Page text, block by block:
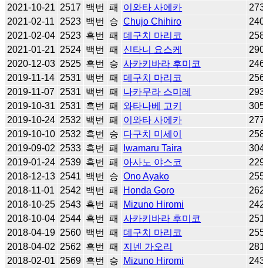
2021-10-21 2517 백번 패 이와타 사에카
2021-02-11
2523 백번 승 Chujo Chihiro
2021-02-04 2523 흑번 패 데구치 마리코
2021-01-21 2524 백번 패 신타니 요스케
2020-12-03 2525 흑번 승 사카키바라 후미코
2019-11-14 2531 백번 패 데구치 마리코
2019-11-07
2531 백번 패 나카무라 스미레
2019-10-31 2531 흑번 패 와타나베 고키
2019-10-24 2532 백번 패 이와타 사에카
2019-10-10 2532 흑번 승 다구치 미세이
2019-09-02 2533 흑번 패 Iwamaru Taira
2019-01-24 2539 흑번 패 아사노 야스코
2018-12-13 2541 백번 승 Ono Ayako
2018-11-01
2542 백번 패 Honda Goro
2018-10-25 2543 흑번 패 Mizuno Hiromi
2018-10-04 2544 흑번 패 사카키바라 후미코
2018-04-19 2560 백번 패 데구치 마리코
2018-04-02 2562 흑번 패 지넨 가오리
2018-02-01 2569 흑번 승 Mizuno Hiromi